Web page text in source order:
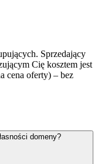
Sprzedający
Cię kosztem jest
cena oferty) – bez
domeny?